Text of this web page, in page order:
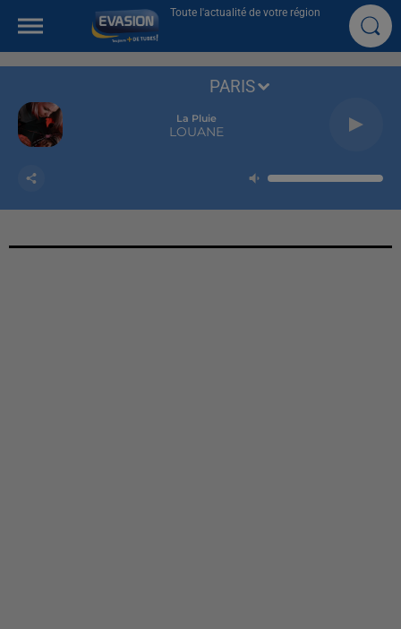
Toute l'actualité de votre région
La Pluie
LOUANE
PARIS